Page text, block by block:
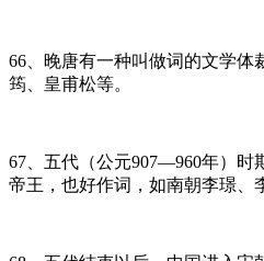
66、晚唐有一种叫做词的文学体
筠、皇甫松等。
67、五代（公元907—960年）时
帝王，也好作词，如南朝李璟、